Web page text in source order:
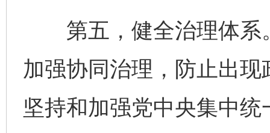
第五，健全治理体系
加强协同治理，防止出
坚持和加强党中央集中